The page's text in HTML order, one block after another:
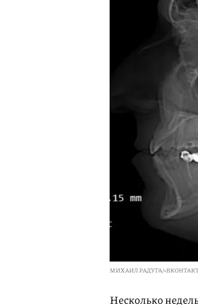
МИХАИЛ РАДУГА/
Несколько